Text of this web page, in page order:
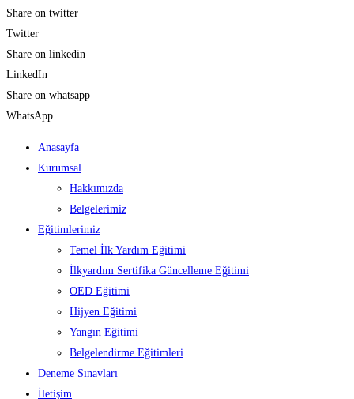
Share on twitter
Twitter
Share on linkedin
LinkedIn
Share on whatsapp
WhatsApp
Anasayfa
Kurumsal
Hakkımızda
Belgelerimiz
Eğitimlerimiz
Temel İlk Yardım Eğitimi
İlkyardım Sertifika Güncelleme Eğitimi
OED Eğitimi
Hijyen Eğitimi
Yangın Eğitimi
Belgelendirme Eğitimleri
Deneme Sınavları
İletişim